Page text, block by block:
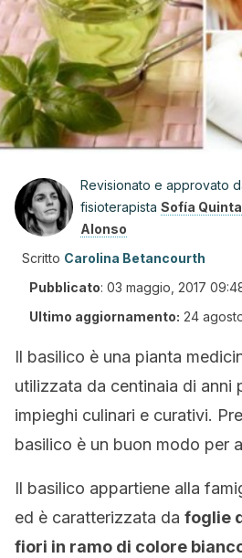
Revisionato e approvato
fisioterapista Sofía
Alonso
Scritto Carolina Betancourth
Pubblicato: 03 maggio, 2017
Ultimo aggiornamento: 24
Il basilico è una pianta
utilizzata da centinaia di anni
impieghi culinari e curativi.
basilico è un buon modo per
Il basilico appartiene alla
ed è caratterizzata da foglie
fiori in ramo di colore